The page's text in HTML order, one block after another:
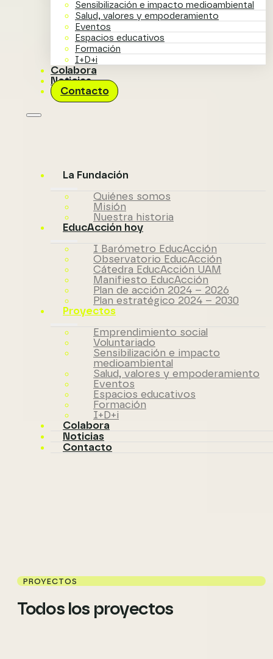
Sensibilización e impacto medioambiental
Salud, valores y empoderamiento
Eventos
Espacios educativos
Formación
I+D+i
Colabora
Noticias
Contacto
La Fundación
Quiénes somos
Misión
Nuestra historia
EducAcción hoy
I Barómetro EducAcción
Observatorio EducAcción
Cátedra EducAcción UAM
Manifiesto EducAcción
Plan de acción 2024 – 2026
Plan estratégico 2024 – 2030
Proyectos
Emprendimiento social
Voluntariado
Sensibilización e impacto
medioambiental
Salud, valores y empoderamiento
Eventos
Espacios educativos
Formación
I+D+i
Colabora
Noticias
Contacto
PROYECTOS
Todos los proyectos